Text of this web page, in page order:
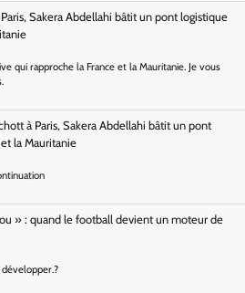
Sakera Abdellahi bâtit un pont logistique
qui rapproche la France et la Mauritanie. Je vous
à Paris, Sakera Abdellahi bâtit un pont
la Mauritanie
» : quand le football devient un moteur de